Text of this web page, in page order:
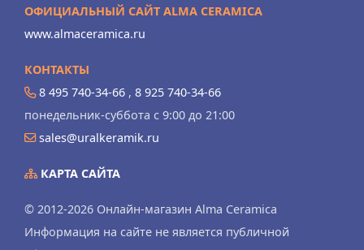
ОФИЦИАЛЬНЫЙ САЙТ ALMA CERAMICA
www.almaceramica.ru
КОНТАКТЫ
8 495 740-34-66 , 8 925 740-34-66
понедельник-суббота с 9:00 до 21:00
sales@uralkeramik.ru
КАРТА САЙТА
© 2012-2026 Онлайн-магазин Alma Ceramica
Информация на сайте не является публичной